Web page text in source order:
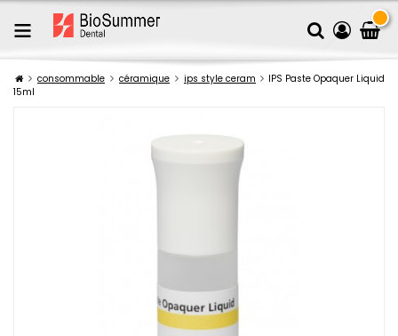
consommable céramique ips style ceram
IPS Paste Opaquer Liquid
15ml